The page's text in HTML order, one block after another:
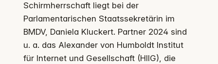
Schirmherrschaft liegt bei der
Parlamentarischen Staatssekretärin im
BMDV, Daniela Kluckert. Partner 2024 sind
u. a. das Alexander von Humboldt Institut
für Internet und Gesellschaft (HIIG), die